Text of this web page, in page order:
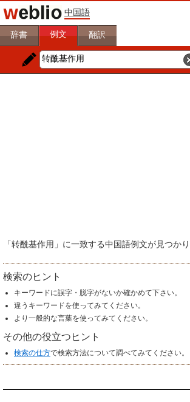
中国語
辞書 例文 翻訳
「转酰基作用」に一致する中国語例文が見つか
検索のヒント
キーワードに誤字・脱字がないか確かめて下さい。
違うキーワードを使ってみてください。
より一般的な言葉を使ってみてください。
その他の役立つヒント
検索の仕方で検索方法について調べてみてください。